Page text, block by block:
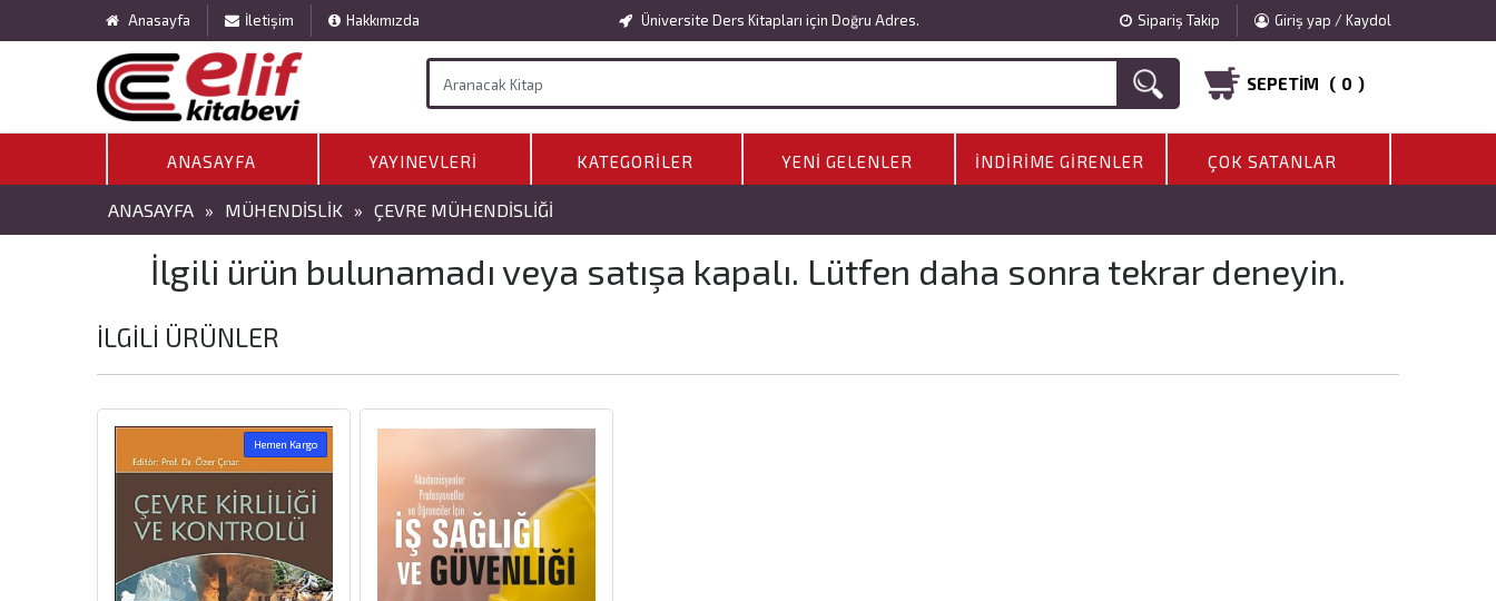
Anasayfa İletişim Hakkımızda Üniversite Ders Kitapları için Doğru Adres. Sipariş Takip Giriş yap / Kaydol
SEPETIM ( 0 )
ANASAYFA YAYINEVLERI KATEGORILER YENI GELENLER İNDIRIME GIRENLER ÇOK SATANLAR
ANASAYFA » MÜHENDISLIK » ÇEVRE MÜHENDISLIĞI
İlgili ürün bulunamadı veya satışa kapalı. Lütfen daha sonra tekrar deneyin.
İLGILI ÜRÜNLER
Hemen Kargo